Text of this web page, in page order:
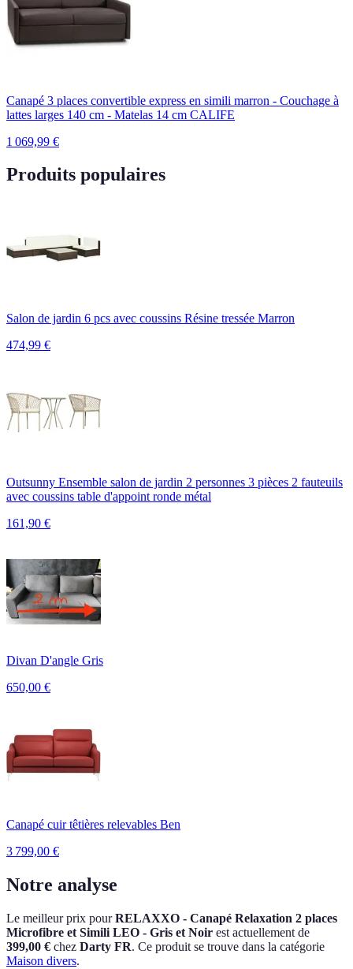
Canapé 3 places convertible express en simili marron - Couchage à
lattes larges 140 cm - Matelas 14 cm CALIFE
1 069,99 €
Produits populaires
Salon de jardin 6 pcs avec coussins Résine tressée Marron
474,99 €
Outsunny Ensemble salon de jardin 2 personnes 3 pièces 2 fauteuils
avec coussins table d'appoint ronde métal
161,90 €
Divan D'angle Gris
650,00 €
Canapé cuir têtières relevables Ben
3 799,00 €
Notre analyse
Le meilleur prix pourRELAXXO - Canapé Relaxation 2 places
Microfibre et Simili LEO - Gris et Noir est actuellement de
399,00 € chez Darty FR. Ce produit se trouve dans la catégorie
Maison divers.